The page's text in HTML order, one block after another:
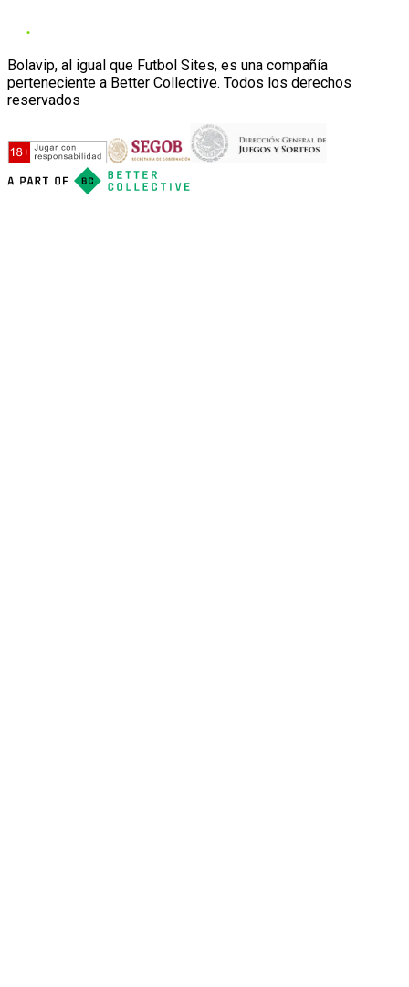
Bolavip, al igual que Futbol Sites, es una compañía
perteneciente a Better Collective. Todos los derechos
reservados